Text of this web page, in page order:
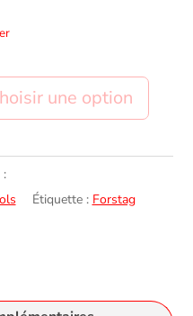
au panier
:
Étiquette : Forstag